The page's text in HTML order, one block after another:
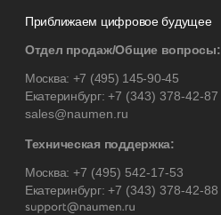
Приближаем цифровое будущее
Отдел продаж/Общие вопросы:
Москва: +7 (495) 145-90-45
Екатеринбург:+7 (343) 378-42-87
sales@naumen.ru
Техническая поддержка:
Москва: +7 (495) 542-17-53
Екатеринбург:+7 (343) 378-42-88